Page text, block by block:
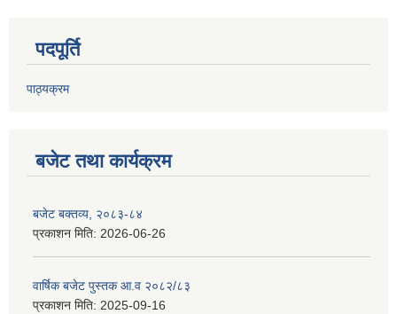
पदपूर्ति
पाठ्यक्रम
बजेट तथा कार्यक्रम
बजेट बक्तव्य, २०८३-८४
प्रकाशन मिति: 2026-06-26
वार्षिक बजेट पुस्तक आ.व २०८२/८३
प्रकाशन मिति: 2025-09-16